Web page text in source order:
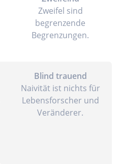
Zweifel sind
begrenzende
Begrenzungen.
Blind trauend
Naivität ist nichts für
Lebensforscher und
Veränderer.